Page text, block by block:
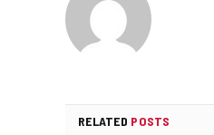
RELATED POSTS